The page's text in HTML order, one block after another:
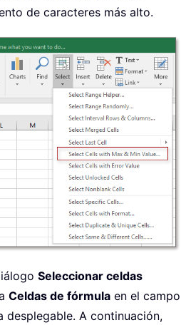
de caracteres más alto.
Seleccionar celdas
Celdas de fórmula en el campo
desplegable. A continuación,